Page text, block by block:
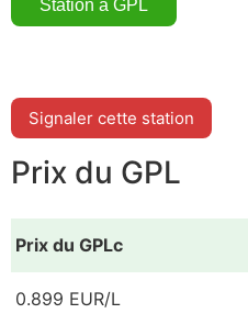
Signaler cette station
Prix du GPL
Prix du GPLc
0.899 EUR/L